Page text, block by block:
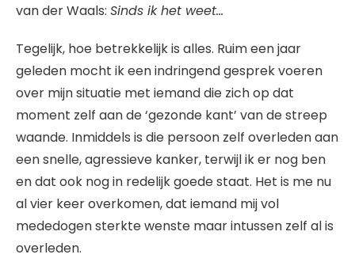
van der Waals: Sinds ik het weet…
Tegelijk, hoe betrekkelijk is alles. Ruim een jaar
geleden mocht ik een indringend gesprek voeren
over mijn situatie met iemand die zich op dat
moment zelf aan de ‘gezonde kant’ van de streep
waande. Inmiddels is die persoon zelf overleden aan
een snelle, agressieve kanker, terwijl ik er nog ben
en dat ook nog in redelijk goede staat. Het is me nu
al vier keer overkomen, dat iemand mij vol
mededogen sterkte wenste maar intussen zelf al is
overleden.